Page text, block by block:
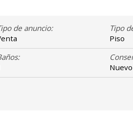
de anuncio:
Tipo
Piso
Nuevo